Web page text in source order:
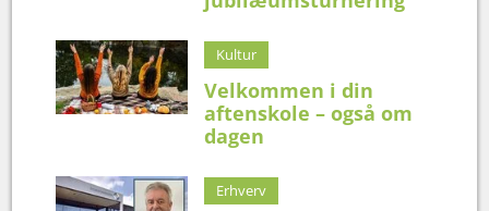
Kultur
Velkommen i din
aftenskole – også om
dagen
Erhverv